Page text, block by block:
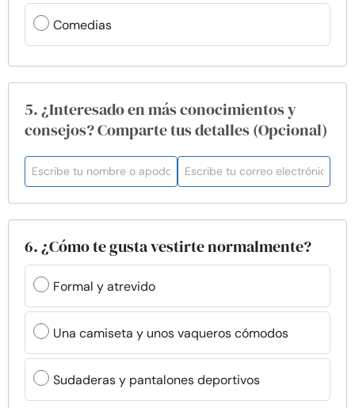
Comedias
5. ¿Interesado en más conocimientos y
consejos? Comparte tus detalles (Opcional)
6. ¿Cómo te gusta vestirte normalmente?
Formal y atrevido
Una camiseta y unos vaqueros cómodos
Sudaderas y pantalones deportivos